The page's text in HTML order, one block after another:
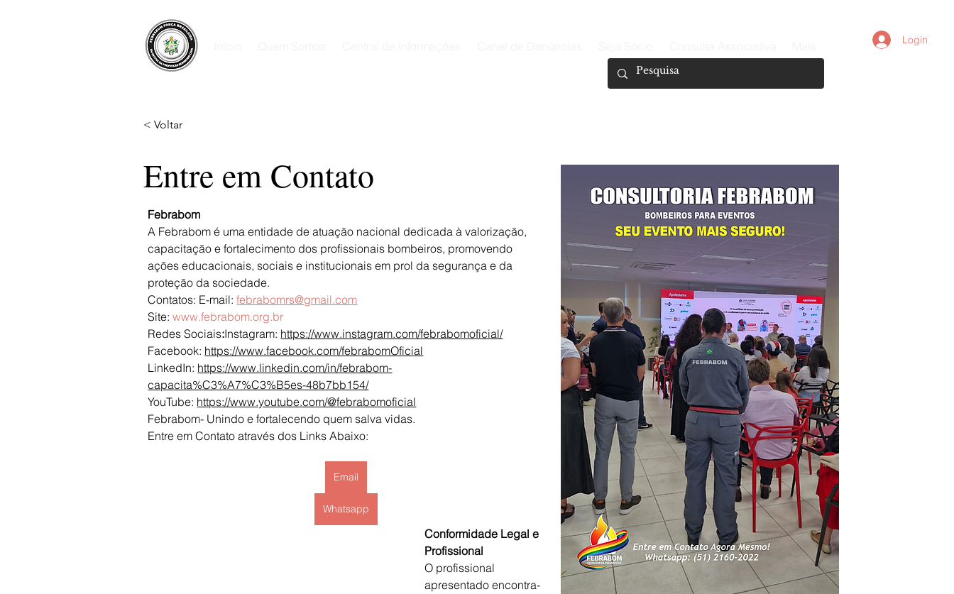
Login
< Voltar
Entre em Contato
Febrabom
A Febrabom é uma entidade de atuação nacional dedicada à valorização,
capacitação e fortalecimento dos profissionais bombeiros, promovendo
ações educacionais, sociais e institucionais em prol da segurança e da
proteção da sociedade.
Contatos: E-mail: febrabomrs@gmail.com
Site: www.febrabom.org.br
Redes Sociais:Instagram: https://www.instagram.com/febrabomoficial/
Facebook: https://www.facebook.com/febrabomOficial
LinkedIn: https://www.linkedin.com/in/febrabom-
capacita%C3%A7%C3%B5es-48b7bb154/
YouTube: https://www.youtube.com/@febrabomoficial
Febrabom- Unindo e fortalecendo quem salva vidas.
Entre em Contato através dos Links Abaixo:
Email
Whatsapp
Conformidade Legal e
Profissional
O profissional
apresentado encontra-